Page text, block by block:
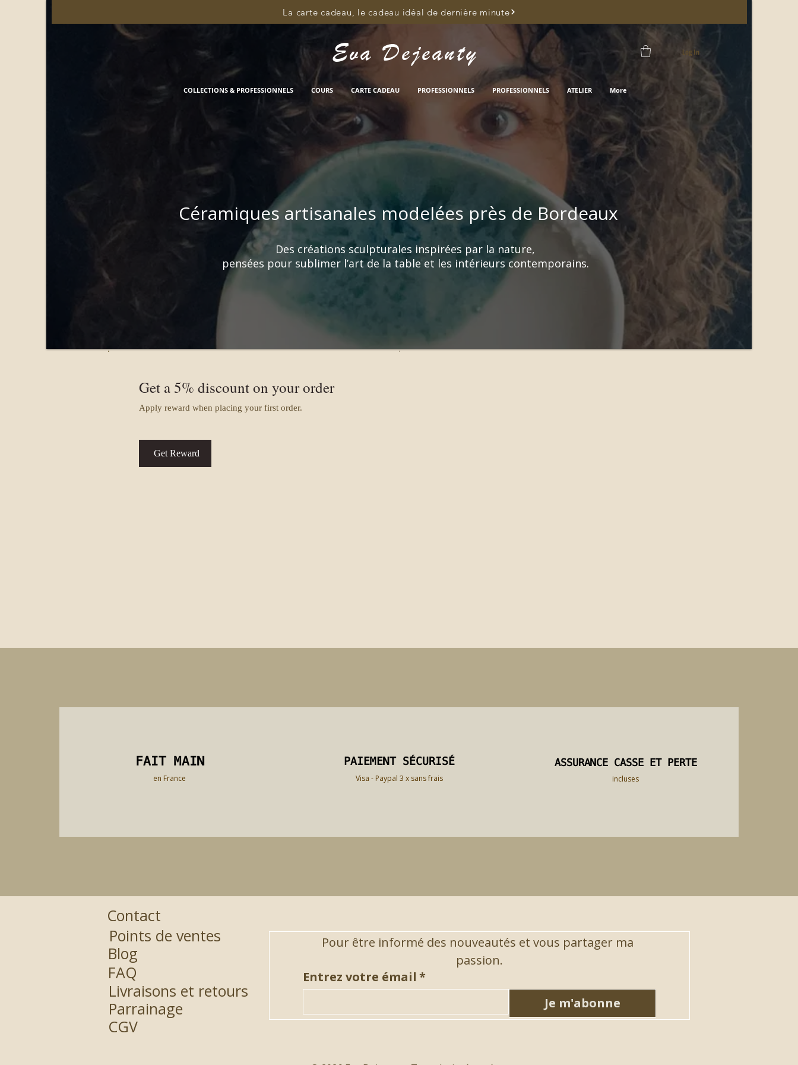
Eva Dejeanty Log In
COLLECTIONS & PROFESSIONNELS COURS CARTE CADEAU PROFESSIONNELS PROFESSIONNELS ATELIER More
Céramiques artisanales modelées près de Bordeaux
Des créations sculpturales inspirées par la nature,
pensées pour sublimer l’art de la table et les intérieurs contemporains.
La carte cadeau, le cadeau idéal de dernière minute
Get a 5% discount on your order
Apply reward when placing your first order.
Get Reward
FAIT MAIN
FAIT MAIN
en France
PAIEMENT SÉCURISÉ
PAIEMENT SÉCURISÉ
Visa - Paypal 3 x sans frais
ASSURANCE CASSE ET PERTE
ASSURANCE CASSE ET PERTE
incluses
Contact
Points de ventes
Livraisons et retours
CGV
Parrainage
Blog
FAQ
Pour être informé des nouveautés et vous partager ma
passion.
Entrez votre émail *
Je m'abonne